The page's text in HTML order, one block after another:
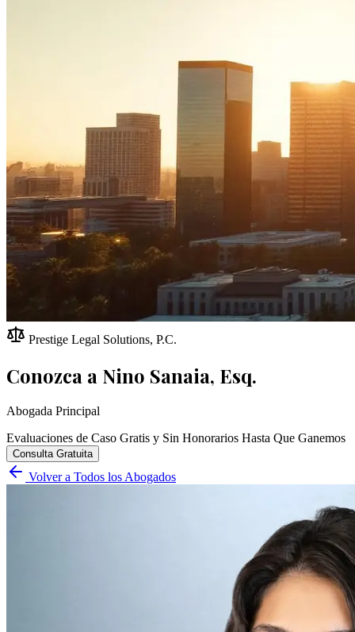
Prestige Legal Solutions, P.C.
Conozca a Nino Sanaia, Esq.
Abogada Principal
Evaluaciones de Caso Gratis y Sin Honorarios Hasta Que Ganemos
Consulta Gratuita
Volver a Todos los Abogados